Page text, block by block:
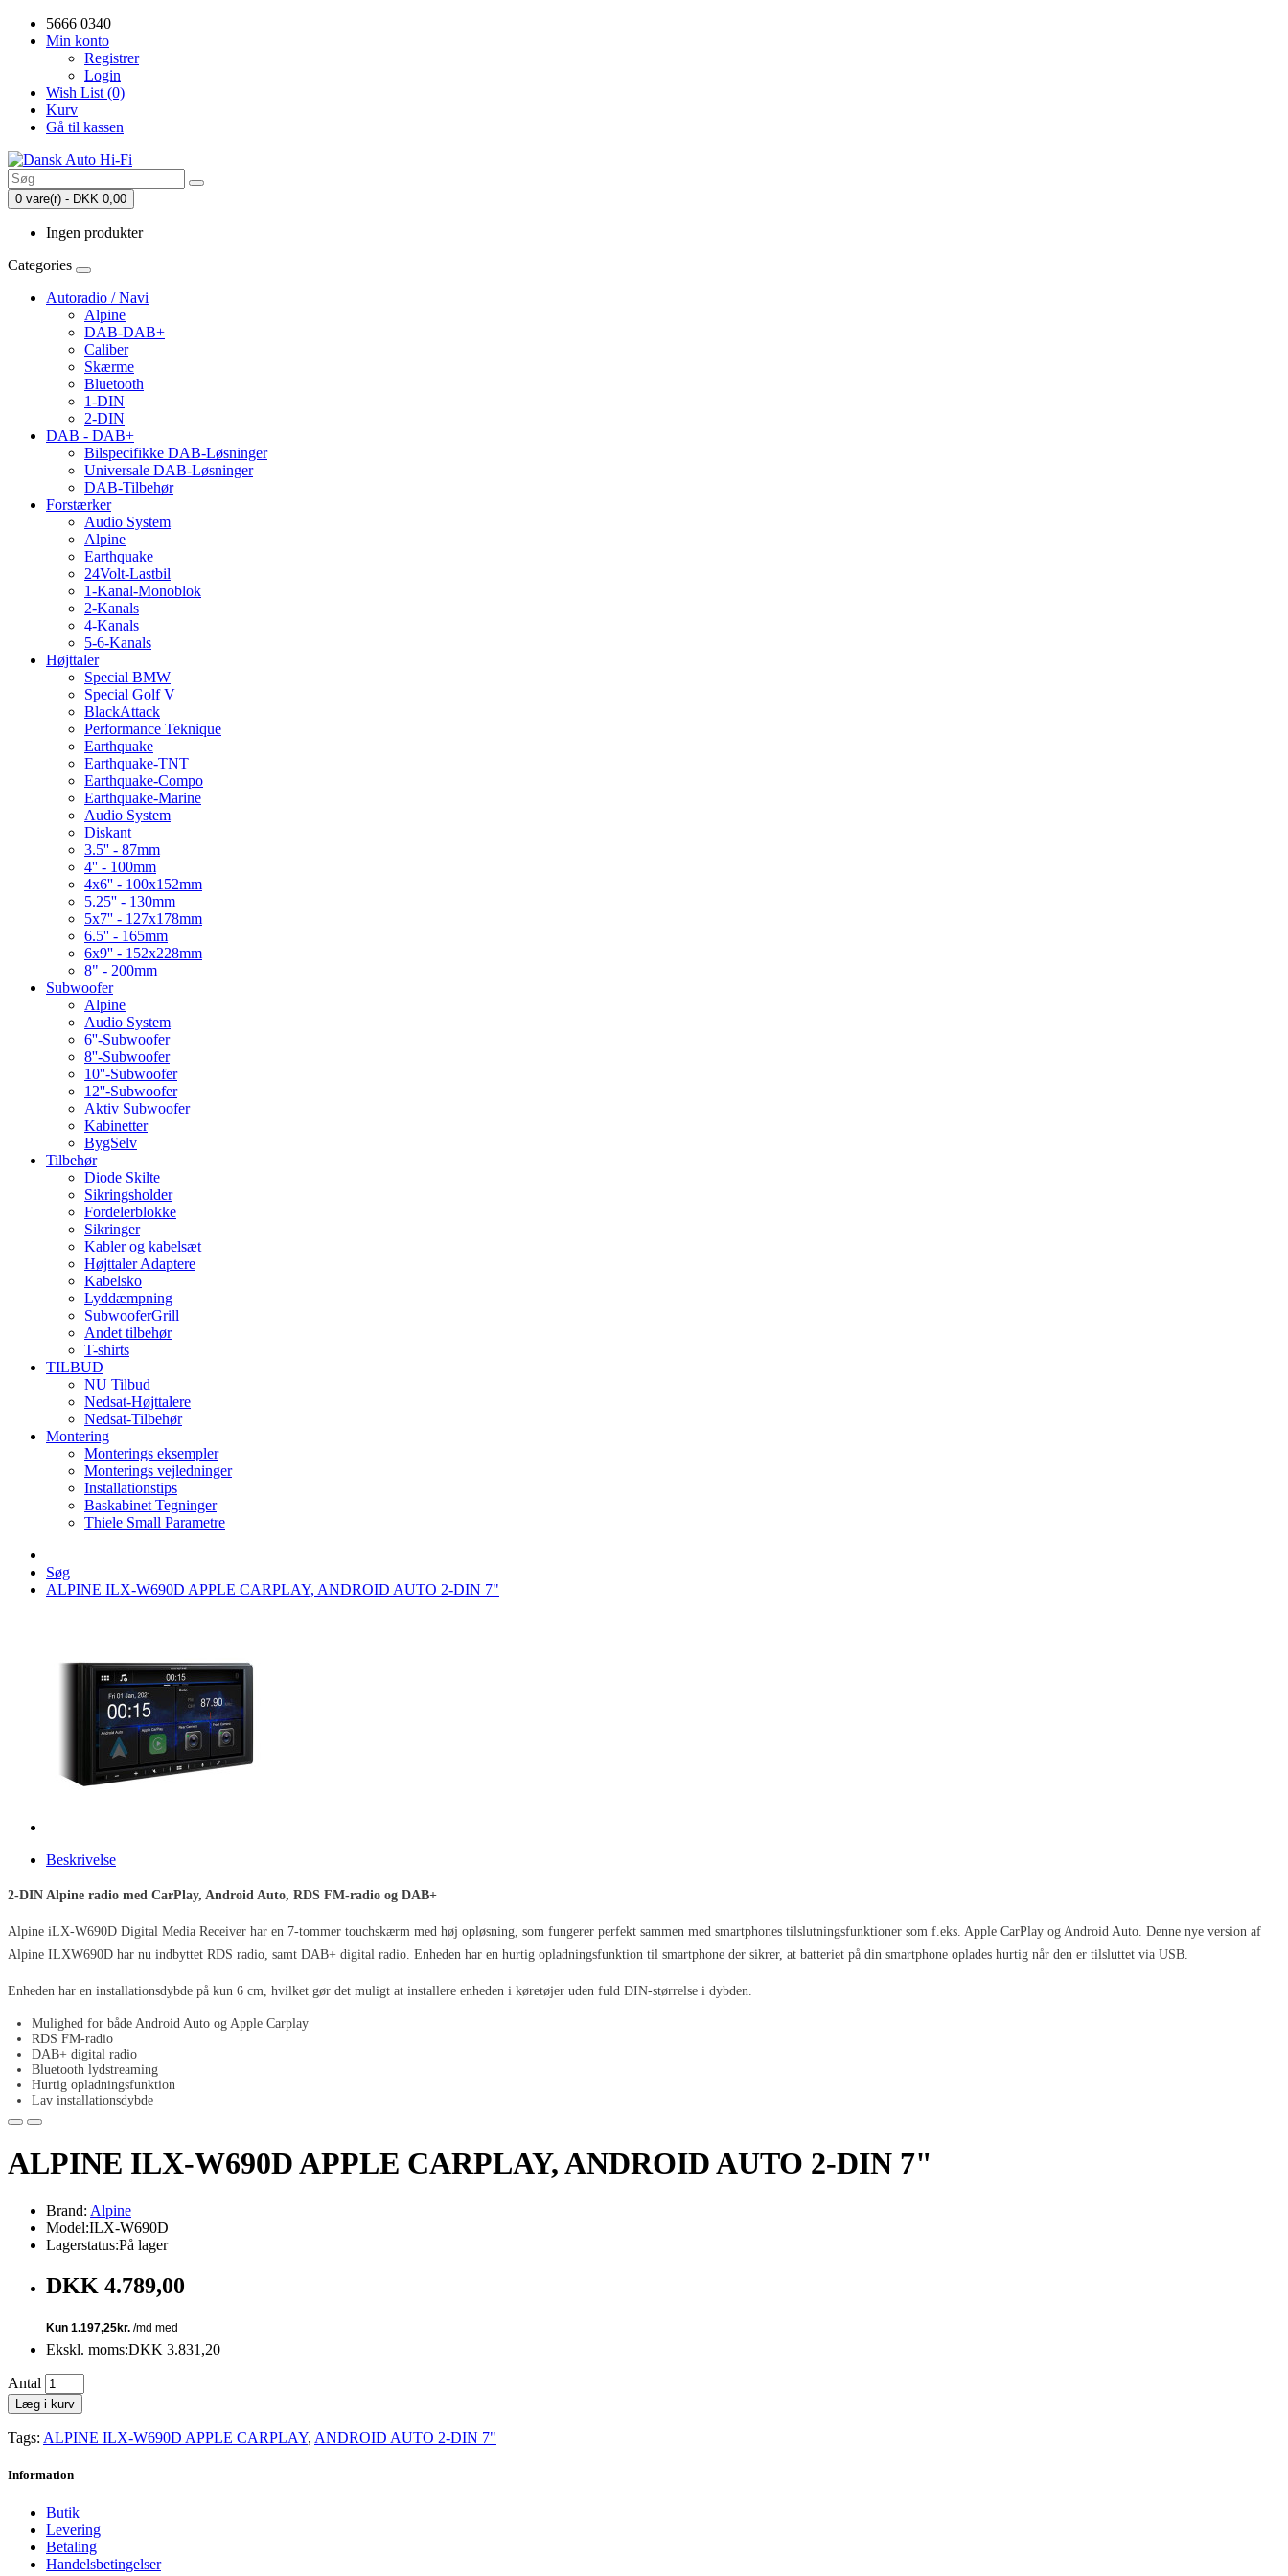
5666 0340
Min konto
Registrer
Login
Wish List (0)
Kurv
Gå til kassen
0 vare(r) - DKK 0,00
Ingen produkter
Categories
Autoradio / Navi
Alpine
DAB-DAB+
Caliber
Skærme
Bluetooth
1-DIN
2-DIN
DAB - DAB+
Bilspecifikke DAB-Løsninger
Universale DAB-Løsninger
DAB-Tilbehør
Forstærker
Audio System
Alpine
Earthquake
24Volt-Lastbil
1-Kanal-Monoblok
2-Kanals
4-Kanals
5-6-Kanals
Højttaler
Special BMW
Special Golf V
BlackAttack
Performance Teknique
Earthquake
Earthquake-TNT
Earthquake-Compo
Earthquake-Marine
Audio System
Diskant
3.5'' - 87mm
4'' - 100mm
4x6'' - 100x152mm
5.25'' - 130mm
5x7'' - 127x178mm
6.5'' - 165mm
6x9'' - 152x228mm
8" - 200mm
Subwoofer
Alpine
Audio System
6''-Subwoofer
8''-Subwoofer
10''-Subwoofer
12''-Subwoofer
Aktiv Subwoofer
Kabinetter
BygSelv
Tilbehør
Diode Skilte
Sikringsholder
Fordelerblokke
Sikringer
Kabler og kabelsæt
Højttaler Adaptere
Kabelsko
Lyddæmpning
SubwooferGrill
Andet tilbehør
T-shirts
TILBUD
NU Tilbud
Nedsat-Højttalere
Nedsat-Tilbehør
Montering
Monterings eksempler
Monterings vejledninger
Installationstips
Baskabinet Tegninger
Thiele Small Parametre
Søg
ALPINE ILX-W690D APPLE CARPLAY, ANDROID AUTO 2-DIN 7"
Beskrivelse
2-DIN Alpine radio med CarPlay, Android Auto, RDS FM-radio og DAB+
Alpine iLX-W690D Digital Media Receiver har en 7-tommer touchskærm med høj opløsning, som fungerer perfekt sammen med smartphones tilslutningsfunktioner som f.eks. Apple CarPlay og Android Auto. Denne nye version af
Alpine ILXW690D har nu indbyttet RDS radio, samt DAB+ digital radio. Enheden har en hurtig opladningsfunktion til smartphone der sikrer, at batteriet på din smartphone oplades hurtig når den er tilsluttet via USB.
Enheden har en installationsdybde på kun 6 cm, hvilket gør det muligt at installere enheden i køretøjer uden fuld DIN-størrelse i dybden.
Mulighed for både Android Auto og Apple Carplay
RDS FM-radio
DAB+ digital radio
Bluetooth lydstreaming
Hurtig opladningsfunktion
Lav installationsdybde
ALPINE ILX-W690D APPLE CARPLAY, ANDROID AUTO 2-DIN 7"
Brand: Alpine
Model:ILX-W690D
Lagerstatus:På lager
DKK 4.789,00
Ekskl. moms:DKK 3.831,20
Antal
Læg i kurv
Tags: ALPINE ILX-W690D APPLE CARPLAY, ANDROID AUTO 2-DIN 7"
Information
Butik
Levering
Betaling
Handelsbetingelser